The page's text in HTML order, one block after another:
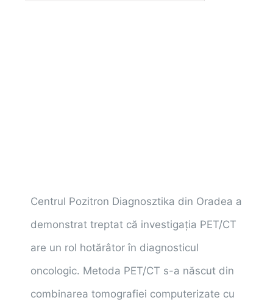
Centrul Pozitron Diagnosztika din Oradea a
demonstrat treptat că investigaţia PET/CT
are un rol hotărâtor în diagnosticul
oncologic. Metoda PET/CT s-a născut din
combinarea tomografiei computerizate cu